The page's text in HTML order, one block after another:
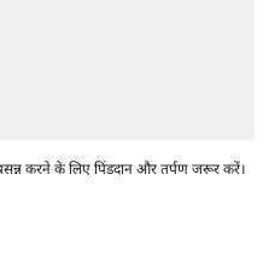
करने के लिए पिंडदान और तर्पण जरूर करें।